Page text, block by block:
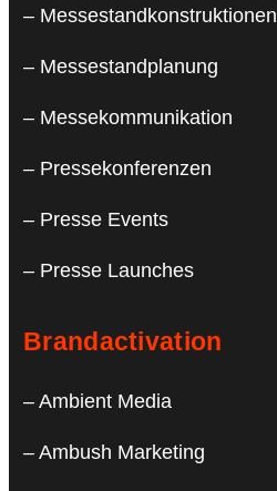
– Messestandkonstruktionen
– Messestandplanung
– Messekommunikation
– Pressekonferenzen
– Presse Events
– Presse Launches
Brandactivation
– Ambient Media
– Ambush Marketing